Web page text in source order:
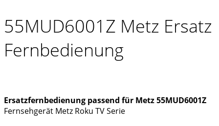
55MUD6001Z Metz Ersatz
Fernbedienung
Ersatzfernbedienung passend für Metz 55MUD6001Z
Fernsehgerät Metz Roku TV Serie